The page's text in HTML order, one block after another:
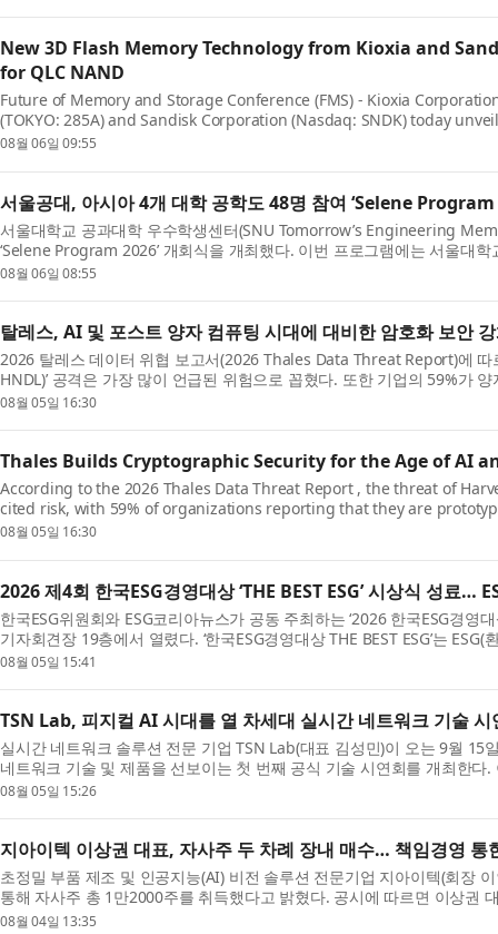
New 3D Flash Memory Technology from Kioxia and
for QLC NAND
Future of Memory and Storage Conference (FMS) - Kioxia
(TOKYO: 285A) and Sandisk Corporation (Nasdaq: SNDK) today
flash memory techno...
08월 06일 09:55
서울공대, 아시아 4개 대학 공학도 48명 참여 ‘Selene Program
서울대학교 공과대학 우수학생센터(SNU Tomorrow’s Engineering
‘Selene Program 2026’ 개회식을 개최했다. 이번 프로그램에는 서울대
학교 9명, 싱가포르...
08월 06일 08:55
탈레스, AI 및 포스트 양자 컴퓨팅 시대에 대비한 암호화 보안
2026 탈레스 데이터 위협 보고서(2026 Thales Data Threat Report)에
HNDL)’ 공격은 가장 많이 언급된 위험으로 꼽혔다. 또한 기업의 59%가
토타입을 ...
08월 05일 16:30
Thales Builds Cryptographic Security for the Age of AI
According to the 2026 Thales Data Threat Report , the threat of
cited risk, with 59% of organizations reporting that they are
(PQC) algorith...
08월 05일 16:30
2026 제4회 한국ESG경영대상 ‘THE BEST ESG’ 시상식 성료…
한국ESG위원회와 ESG코리아뉴스가 공동 주최하는 ‘2026 한국ESG경영
기자회견장 19층에서 열렸다. ‘한국ESG경영대상 THE BEST ESG’는
방공기업, 교...
08월 05일 15:41
TSN Lab, 피지컬 AI 시대를 열 차세대 실시간 네트워크 기술 시
실시간 네트워크 솔루션 전문 기업 TSN Lab(대표 김성민)이 오는 9월
네트워크 기술 및 제품을 선보이는 첫 번째 공식 기술 시연회를 개최한
인...
08월 05일 15:26
지아이텍 이상권 대표, 자사주 두 차례 장내 매수… 책임경영 통
초정밀 부품 제조 및 인공지능(AI) 비전 솔루션 전문기업 지아이텍(회장
통해 자사주 총 1만2000주를 취득했다고 밝혔다. 공시에 따르면 이상권
월 ...
08월 04일 13:35